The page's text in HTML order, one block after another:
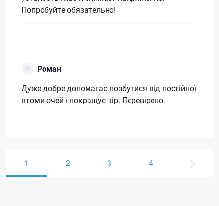
Попробуйте обязательно!
Роман
Дуже добре допомагає позбутися від постійної
втоми очей і покращує зір. Перевірено.
1 2 3 4